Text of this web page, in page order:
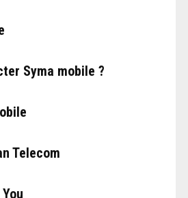
Syma mobile ?
Telecom